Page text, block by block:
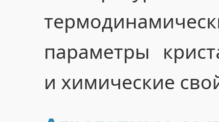
параметры
и химические